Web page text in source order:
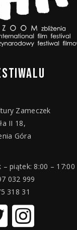
Zameczek
II 18,
Góra
– piątek: 8:00 – 17:00
032 999
318 31